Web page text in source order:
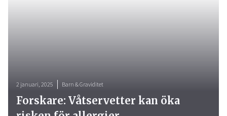
2 januari, 2025 Barn & Graviditet
Forskare: Våtservetter kan öka